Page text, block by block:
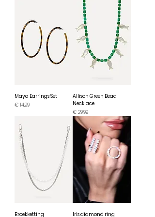
Maya Earrings Set
Prijs
€ 14,99
Allison Green Bead
Necklace
Prijs
€ 29,99
Broekketting Iris diamond ring